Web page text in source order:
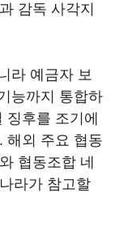
감독 사각지
라 예금자 보
능까지 통합하
후를 조기에
해외 주요 협동
협동조합 네
라가 참고할